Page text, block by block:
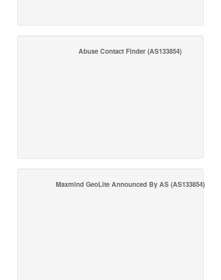
Abuse Contact Finder (AS133854)
Maxmind GeoLite Announced By AS(AS133854)